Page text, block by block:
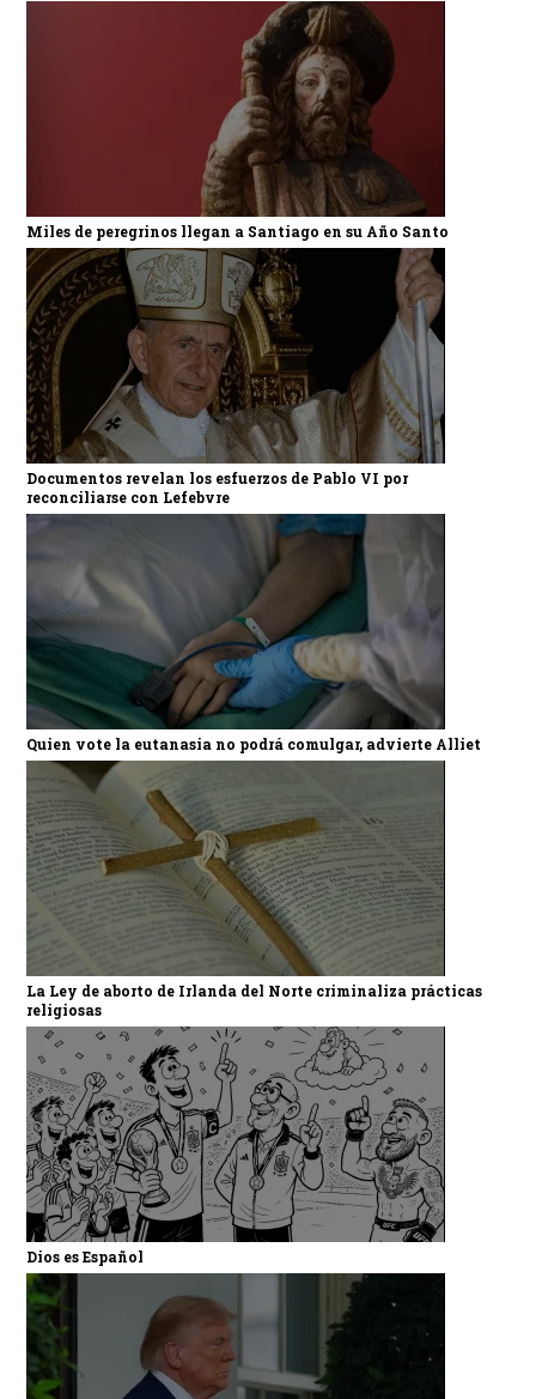
Miles de peregrinos llegan a Santiago en su Año Santo
Documentos revelan los esfuerzos de Pablo VI por
reconciliarse con Lefebvre
Quien vote la eutanasia no podrá comulgar, advierte Alliet
La Ley de aborto de Irlanda del Norte criminaliza prácticas
religiosas
Dios es Español